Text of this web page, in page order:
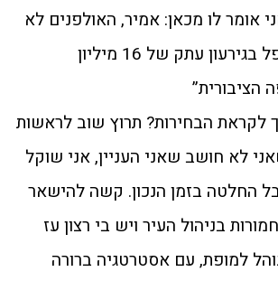
אומר לו מכאן: אמיר, האולפנים לא
יעזרו לך ולנו לטפל בגירעון עתק של 16 מיליון
הציבורית”
לקראת הבחירות? תרוץ שוב לראשות
לא חושב שאני העניין, אני שוקל
החלטה בזמן הנכון. קשה להישאר
בניהול העיר ויש בי רצון עז
למופת, עם אסטרטגיה ברורה